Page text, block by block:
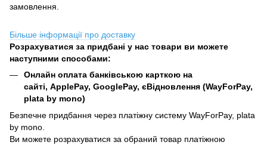
замовлення.
Більше інформації про доставку
Розрахуватися за придбані у нас товари ви можете
наступними способами:
Онлайн оплата банківською карткою на
сайті, ApplePay, GooglePay, єВідновлення (WayForPay,
plata by mono)
Безпечне придбання через платіжну систему WayForPay, plata
by mono.
Ви можете розрахуватися за обраний товар платіжною